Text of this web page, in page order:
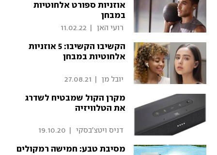
אוזניות ספורט אלחוטיות
במבחן
רועי האן 11.02.22
הקשיבו הקשיבו: 5 אוזניות
אלחוטיות במבחן
יובל מן 27.08.21
מקרן הקול שמבטיח לשדרג
את הטלוויזיה
דניס ויטצ'בסקי 19.10.20
מסיבת טבע: חמישה רמקולים